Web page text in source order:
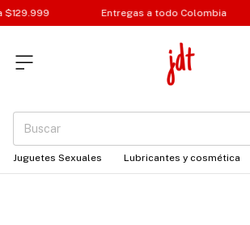
Entregas a todo Colombia
Juguetes Sexuales Lubricantes y cosmética